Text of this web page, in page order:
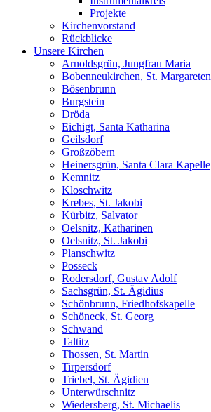
Projekte
Kirchenvorstand
Rückblicke
Unsere Kirchen
Arnoldsgrün, Jungfrau Maria
Bobenneukirchen, St. Margareten
Bösenbrunn
Burgstein
Dröda
Eichigt, Santa Katharina
Geilsdorf
Großzöbern
Heinersgrün, Santa Clara Kapelle
Kemnitz
Kloschwitz
Krebes, St. Jakobi
Kürbitz, Salvator
Oelsnitz, Katharinen
Oelsnitz, St. Jakobi
Planschwitz
Posseck
Rodersdorf, Gustav Adolf
Sachsgrün, St. Ägidius
Schönbrunn, Friedhofskapelle
Schöneck, St. Georg
Schwand
Taltitz
Thossen, St. Martin
Tirpersdorf
Triebel, St. Ägidien
Unterwürschnitz
Wiedersberg, St. Michaelis